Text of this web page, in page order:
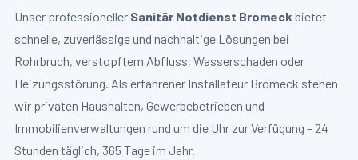
Unser professioneller Sanitär Notdienst Bromeck bietet
schnelle, zuverlässige und nachhaltige Lösungen bei
Rohrbruch, verstopftem Abfluss, Wasserschaden oder
Heizungsstörung. Als erfahrener Installateur Bromeck stehen
wir privaten Haushalten, Gewerbebetrieben und
Immobilienverwaltungen rund um die Uhr zur Verfügung – 24
Stunden täglich, 365 Tage im Jahr.